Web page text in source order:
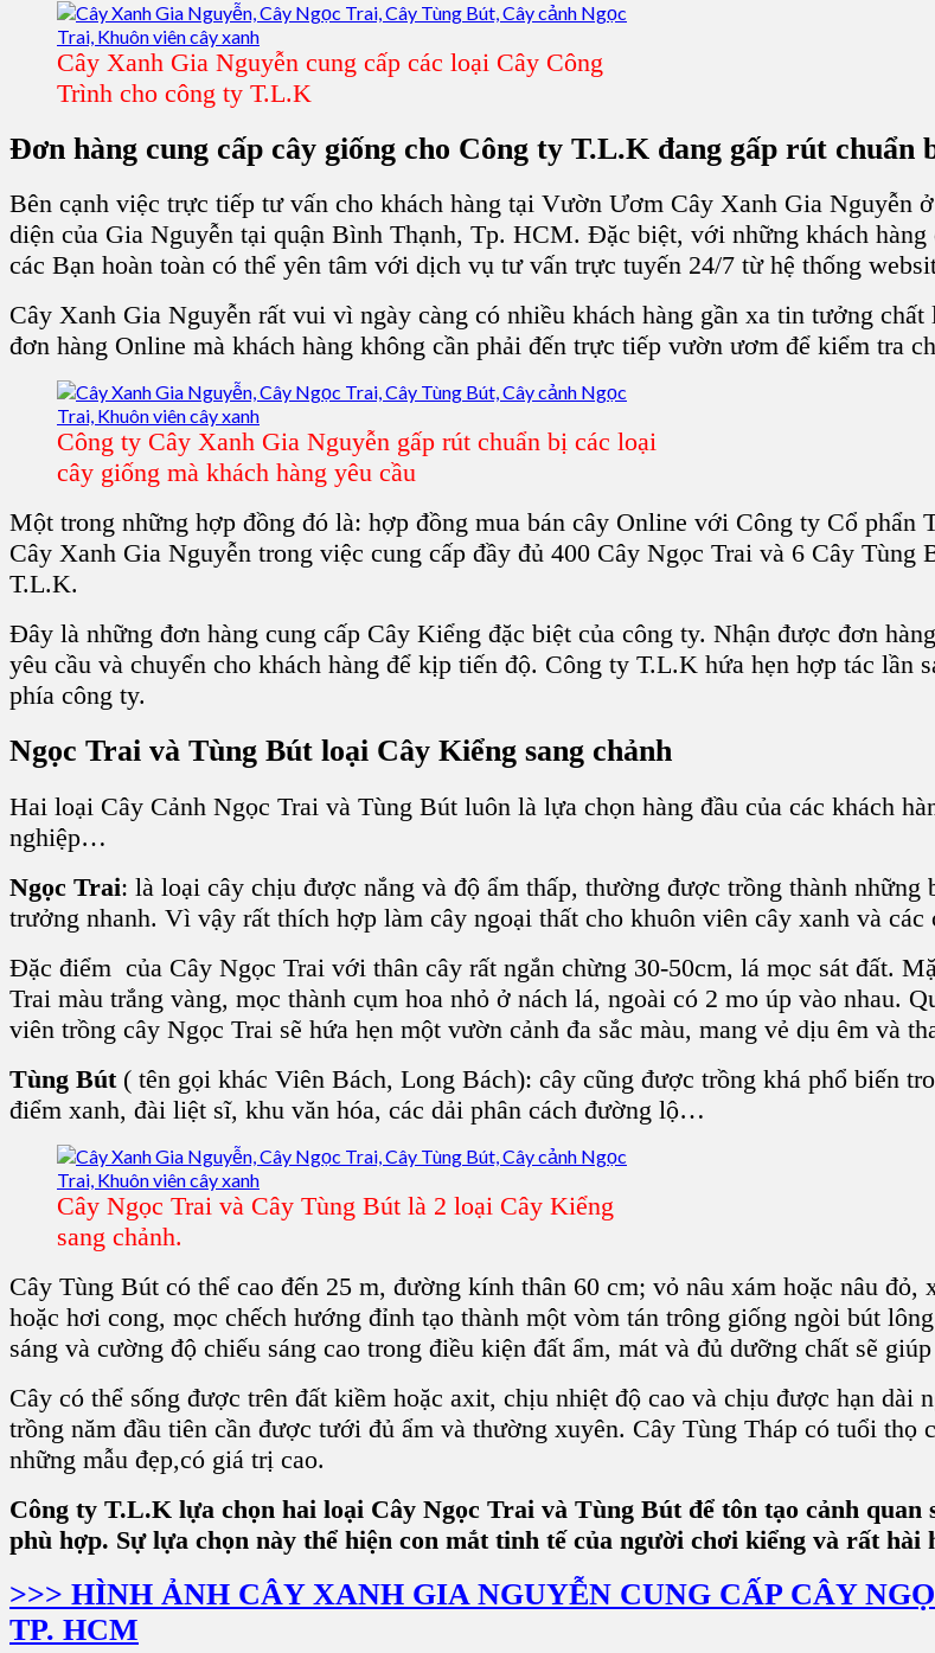
Cây Xanh Gia Nguyễn cung cấp các loại Cây Công
Trình cho công ty T.L.K
Đơn hàng cung cấp cây giống cho Công ty T.L.K đang gấp rút chuẩn
Bên cạnh việc trực tiếp tư vấn cho khách hàng tại Vườn Ươm Cây Xanh Gia Nguyễn
diện của Gia Nguyễn tại quận Bình Thạnh, Tp. HCM. Đặc biệt, với những khách
các Bạn hoàn toàn có thể yên tâm với dịch vụ tư vấn trực tuyến 24/7 từ hệ thống
Cây Xanh Gia Nguyễn rất vui vì ngày càng có nhiều khách hàng gần xa tin tưởng chất
đơn hàng Online mà khách hàng không cần phải đến trực tiếp vườn ươm để kiểm tra
Công ty Cây Xanh Gia Nguyễn gấp rút chuẩn bị các loại
cây giống mà khách hàng yêu cầu
Một trong những hợp đồng đó là: hợp đồng mua bán cây Online với Công ty Cổ phẩn
Cây Xanh Gia Nguyễn trong việc cung cấp đầy đủ 400 Cây Ngọc Trai và 6 Cây Tùng
T.L.K.
Đây là những đơn hàng cung cấp Cây Kiểng đặc biệt của công ty. Nhận được đơn
yêu cầu và chuyển cho khách hàng để kịp tiến độ. Công ty T.L.K hứa hẹn hợp tác lần
phía công ty.
Ngọc Trai và Tùng Bút loại Cây Kiểng sang chảnh
Hai loại Cây Cảnh Ngọc Trai và Tùng Bút luôn là lựa chọn hàng đầu của các khách
nghiệp…
Ngọc Trai: là loại cây chịu được nắng và độ ẩm thấp, thường được trồng thành những
trưởng nhanh. Vì vậy rất thích hợp làm cây ngoại thất cho khuôn viên cây xanh và các
Đặc điểm của Cây Ngọc Trai với thân cây rất ngắn chừng 30-50cm, lá mọc sát đất.
Trai màu trắng vàng, mọc thành cụm hoa nhỏ ở nách lá, ngoài có 2 mo úp vào nhau.
viên trồng cây Ngọc Trai sẽ hứa hẹn một vườn cảnh đa sắc màu, mang vẻ dịu êm và
Tùng Bút( tên gọi khác Viên Bách, Long Bách): cây cũng được trồng khá phổ biến
điểm xanh, đài liệt sĩ, khu văn hóa, các dải phân cách đường lộ…
Cây Ngọc Trai và Cây Tùng Bút là 2 loại Cây Kiểng
sang chảnh.
Cây Tùng Bút có thể cao đến 25 m, đường kính thân 60 cm; vỏ nâu xám hoặc nâu
hoặc hơi cong, mọc chếch hướng đỉnh tạo thành một vòm tán trông giống ngòi bút lông
sáng và cường độ chiếu sáng cao trong điều kiện đất ẩm, mát và đủ dưỡng chất sẽ
Cây có thể sống được trên đất kiềm hoặc axit, chịu nhiệt độ cao và chịu được hạn
trồng năm đầu tiên cần được tưới đủ ẩm và thường xuyên. Cây Tùng Tháp có tuổi thọ
những mẫu đẹp,có giá trị cao.
Công ty T.L.K lựa chọn hai loại Cây Ngọc Trai và Tùng Bút để tôn tạo cảnh
phù hợp. Sự lựa chọn này thể hiện con mắt tinh tế của người chơi kiểng và rất hài
>>> HÌNH ẢNH CÂY XANH GIA NGUYỄN CUNG CẤP CÂY
TP. HCM